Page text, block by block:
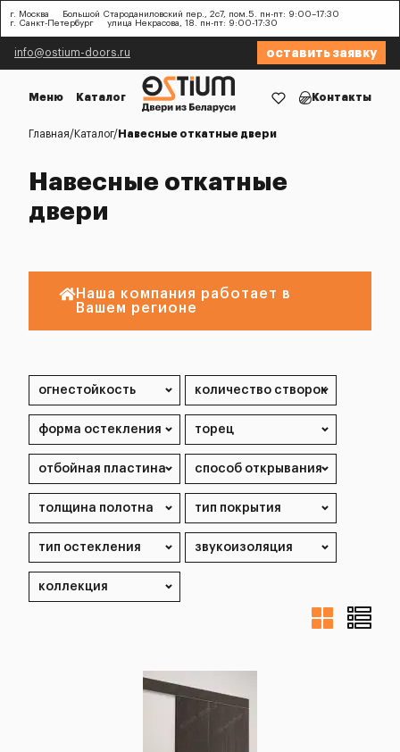
г. Москва
Большой Староданиловский пер., 2с7, пом.5. пн-пт: 9:00–17:30
г. Санкт-Петербург
улица Некрасова, 18. пн-пт: 9:00-17:30
info@ostium-doors.ru оставить заявку
Меню Каталог Контакты
Главная Каталог Навесные откатные двери
Навесные откатные
двери
Наша компания работает в
Вашем регионе